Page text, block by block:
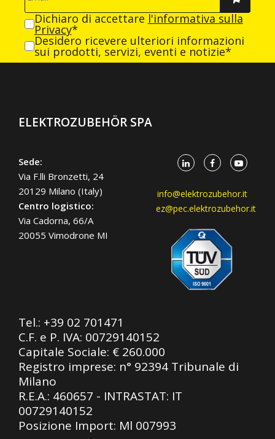
Dichiaro di accettare l'informativa sulla
Privacy*
Desidero ricevere ulteriori informazioni
sui prodotti, servizi, eventi e notizie*
ELEKTROZUBEHÖR SPA
Sede:
Via F.lli Bronzetti, 24
20129 Milano (Italy)
Centro logistico:
Via Cadorna, 66/A
20055 Vimodrone MI
info@elektrozubehor.it
ez@pec.elektrozubehor.it
Tel.: +39 02 701471
C.F. e P. IVA: 00729140152
Capitale Sociale: € 260.000
Registro imprese: n° 92394 Tribunale di
Milano
R.E.A.: 460657 - INTRASTAT: IT
00729140152
Posizione Import: Ml 007993